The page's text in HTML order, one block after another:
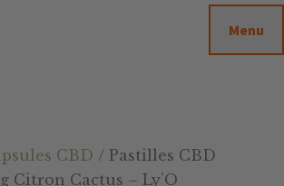
Menu
CBD / Pastilles CBD
Citron Cactus – Ly’O